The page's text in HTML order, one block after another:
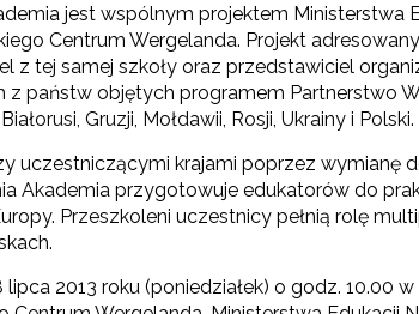
jest wspólnym projektem Ministerstwa
Centrum Wergelanda. Projekt
z tej samej szkoły oraz przedstawiciel
z państw objętych programem Partnerstwo
Gruzji, Mołdawii, Rosji, Ukrainy i Polski.
uczestniczącymi krajami poprzez
Akademia przygotowuje edukatorów do
Przeszkoleni uczestnicy pełnią rolę
2013 roku (poniedziałek) o godz. 10.00